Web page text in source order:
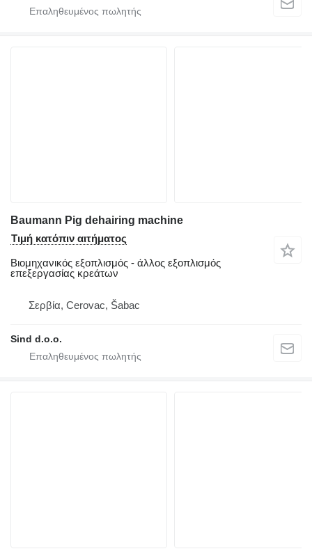
Baumann Pig dehairing machine
Τιμή κατόπιν αιτήματος
Βιομηχανικός εξοπλισμός - άλλος εξοπλισμός
επεξεργασίας κρεάτων
Σερβία, Cerovac, Šabac
Sind d.o.o.